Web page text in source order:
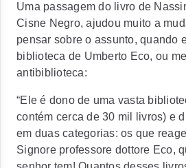
Uma passagem do livro de
Cisne Negro, ajudou muito a
pensar sobre o assunto, quando
biblioteca de Umberto Eco, ou
antibiblioteca:
“Ele é dono de uma vasta
contém cerca de 30 mil livros) e
em duas categorias: os que
Signore professore dottore Eco,